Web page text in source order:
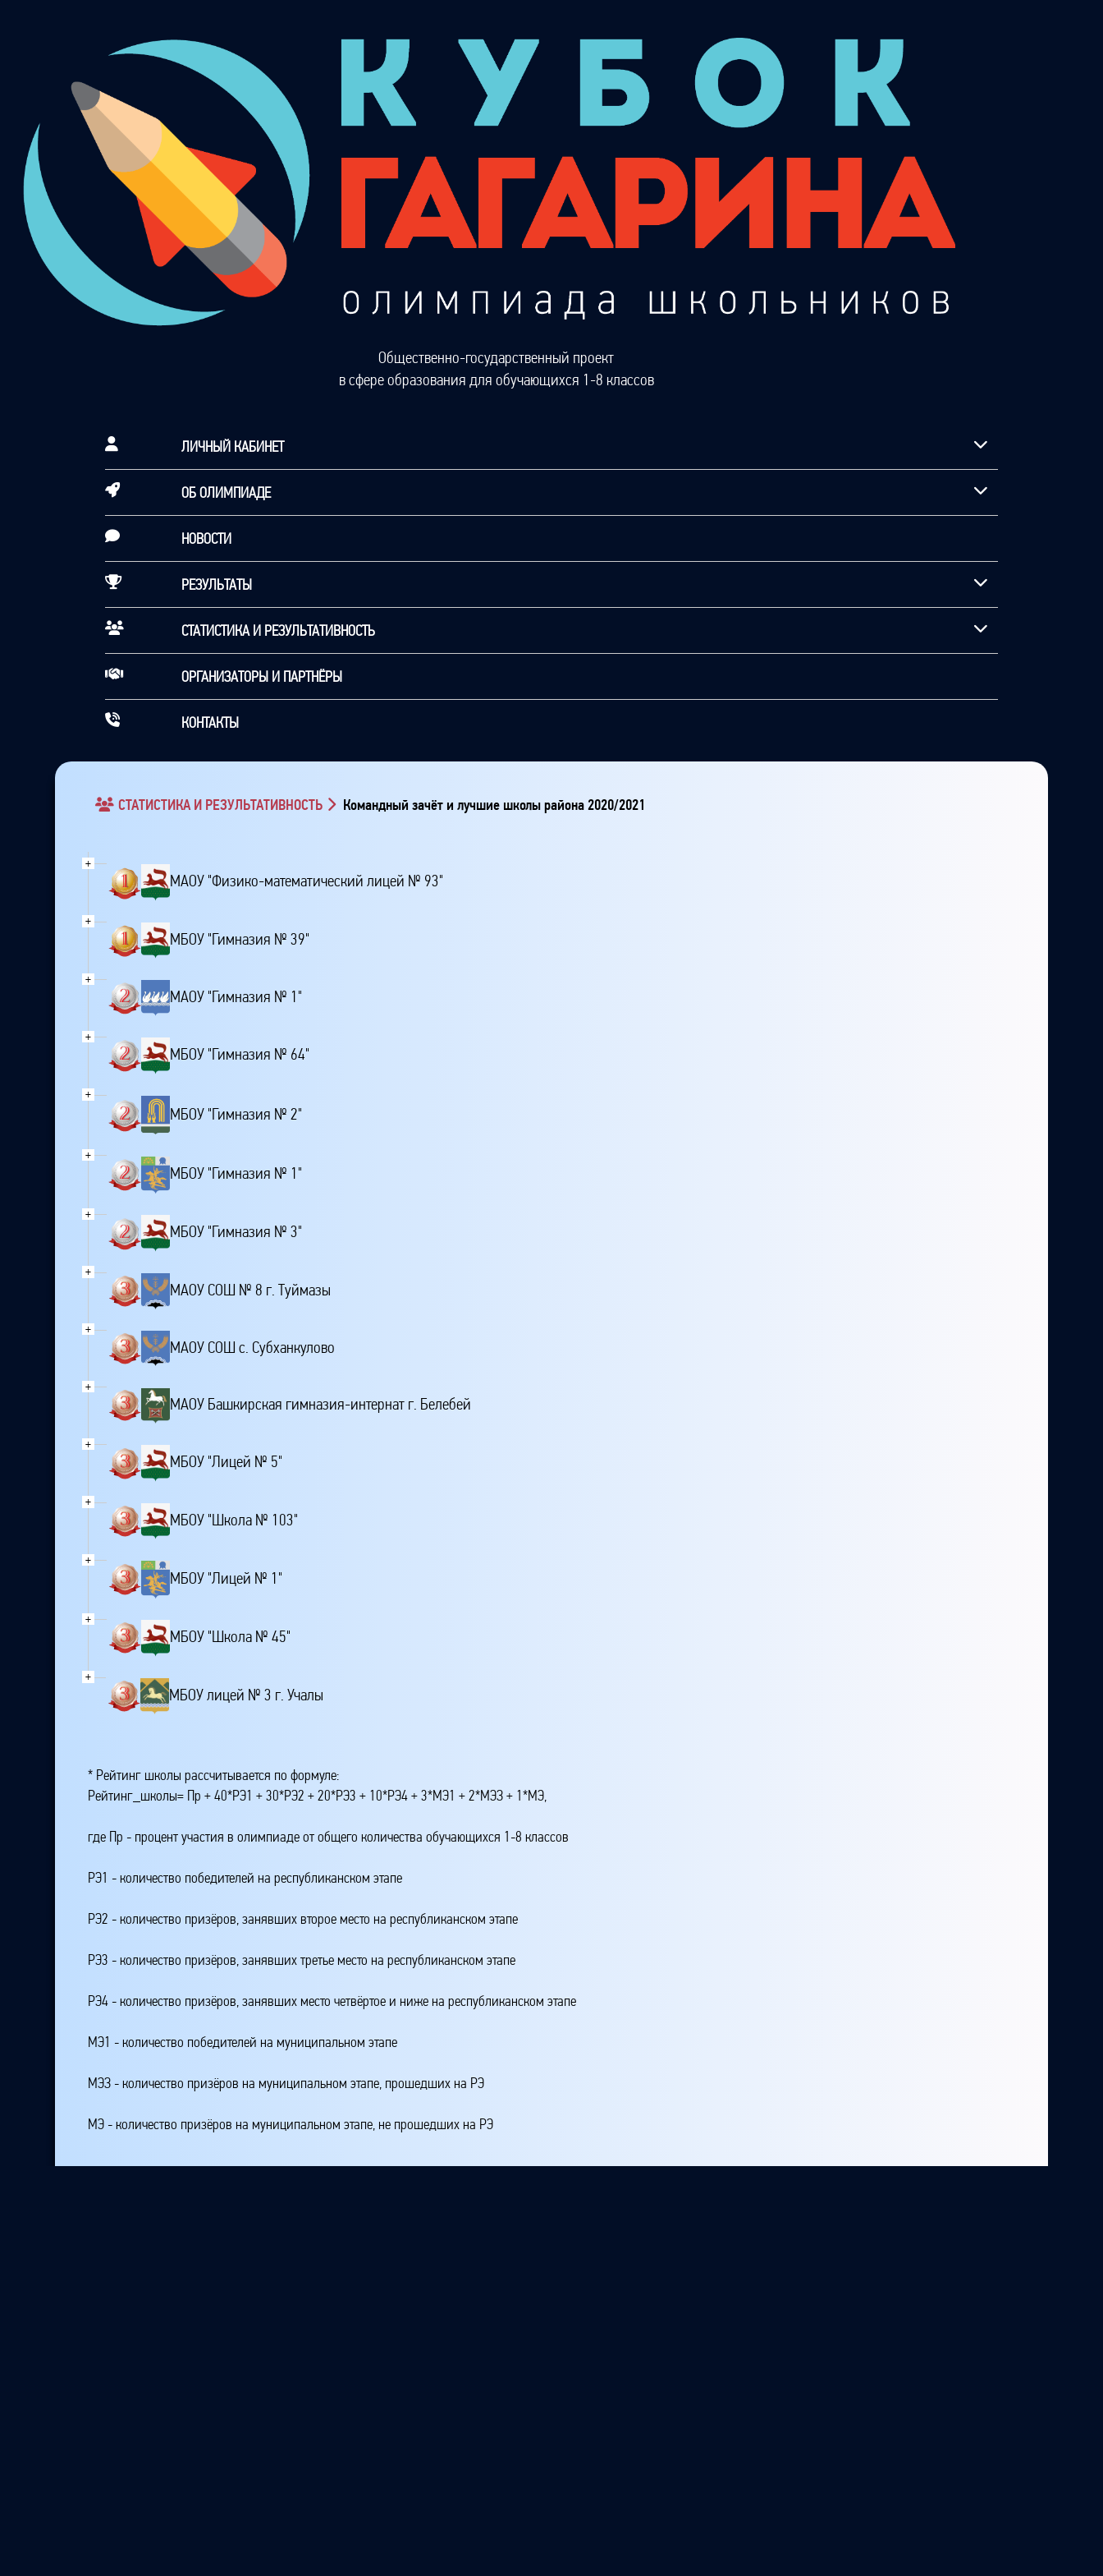
Общественно-государственный проект
в сфере образования для обучающихся 1-8 классов
ЛИЧНЫЙ КАБИНЕТ
ОБ ОЛИМПИАДЕ
НОВОСТИ
РЕЗУЛЬТАТЫ
СТАТИСТИКА И РЕЗУЛЬТАТИВНОСТЬ
ОРГАНИЗАТОРЫ И ПАРТНЁРЫ
КОНТАКТЫ
СТАТИСТИКА И РЕЗУЛЬТАТИВНОСТЬ Командный зачёт и лучшие школы района 2020/2021
+
МАОУ "Физико-математический лицей № 93"
+
МБОУ "Гимназия № 39"
+
МАОУ "Гимназия № 1"
+
МБОУ "Гимназия № 64"
+
МБОУ "Гимназия № 2"
+
МБОУ "Гимназия № 1"
+
МБОУ "Гимназия № 3"
+
МАОУ СОШ № 8 г. Туймазы
+
МАОУ СОШ с. Субханкулово
+
МАОУ Башкирская гимназия-интернат г. Белебей
+
МБОУ "Лицей № 5"
+
МБОУ "Школа № 103"
+
МБОУ "Лицей № 1"
+
МБОУ "Школа № 45"
+
МБОУ лицей № 3 г. Учалы
* Рейтинг школы рассчитывается по формуле:
Рейтинг_школы= Пр + 40*РЭ1 + 30*РЭ2 + 20*РЭ3 + 10*РЭ4 + 3*МЭ1 + 2*МЭЗ + 1*МЭ,
где Пр - процент участия в олимпиаде от общего количества обучающихся 1-8 классов
РЭ1 - количество победителей на республиканском этапе
РЭ2 - количество призёров, занявших второе место на республиканском этапе
РЭ3 - количество призёров, занявших третье место на республиканском этапе
РЭ4 - количество призёров, занявших место четвёртое и ниже на республиканском этапе
МЭ1 - количество победителей на муниципальном этапе
МЭЗ - количество призёров на муниципальном этапе, прошедших на РЭ
МЭ - количество призёров на муниципальном этапе, не прошедших на РЭ